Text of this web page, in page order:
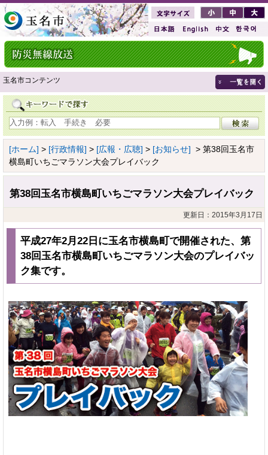
玉名市コンテンツ
[ホーム] > [行政情報] > [広報・広聴] > [お知らせ] > 第38回玉名市
横島町いちごマラソン大会プレイバック
第38回玉名市横島町いちごマラソン大会プレイバック
更新日：2015年3月17日
平成27年2月22日に玉名市横島町で開催された、第
38回玉名市横島町いちごマラソン大会のプレイバッ
ク集です。